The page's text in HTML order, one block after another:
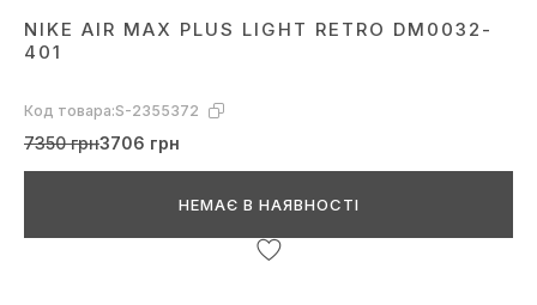
NIKE AIR MAX PLUS LIGHT RETRO DM0032-
401
Код товара:S-2355372
7350 грн3706 грн
НЕМАЄ В НАЯВНОСТІ